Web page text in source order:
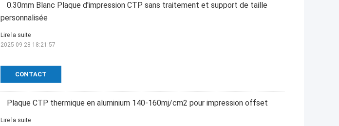
0.30mm Blanc Plaque d'impression CTP sans traitement et support de taille
personnalisée
CONTACT
Lire la suite
2025-09-28 18:21:57
Plaque CTP thermique en aluminium 140-160mj/cm2 pour impression offset
Lire la suite